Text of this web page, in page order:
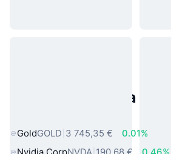
Populárne aktíva z
GoldGOLD 3 745,35 €
0.01%
Nvidia CorpNVDA 190,68 €
0.46%